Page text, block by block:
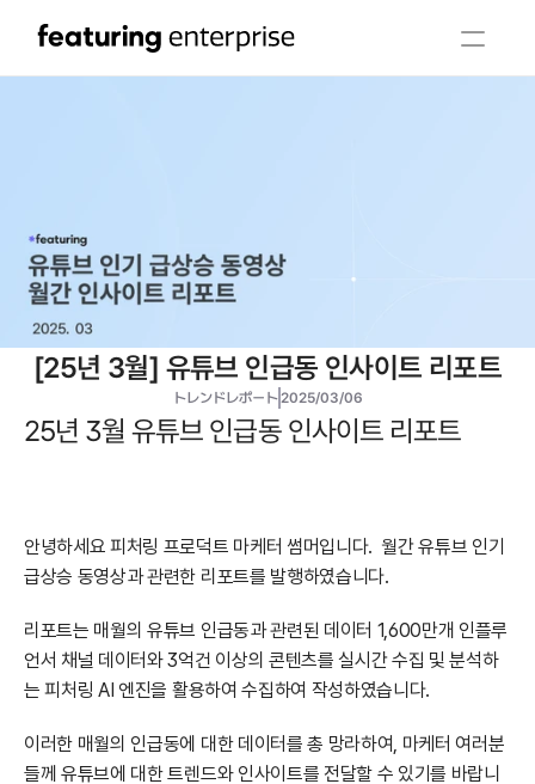
[25년 3월] 유튜브 인급동 인사이트 리포트
トレンドレポート2025/03/06
25년 3월 유튜브 인급동 인사이트 리포트
안녕하세요 피처링 프로덕트 마케터 썸머입니다.  월간 유튜브 인기
급상승 동영상과 관련한 리포트를 발행하였습니다.
리포트는 매월의 유튜브 인급동과 관련된 데이터 1,600만개 인플루
언서 채널 데이터와 3억건 이상의 콘텐츠를 실시간 수집 및 분석하
는 피처링 AI 엔진을 활용하여 수집하여 작성하였습니다.
이러한 매월의 인급동에 대한 데이터를 총 망라하여, 마케터 여러분
들께 유튜브에 대한 트렌드와 인사이트를 전달할 수 있기를 바랍니